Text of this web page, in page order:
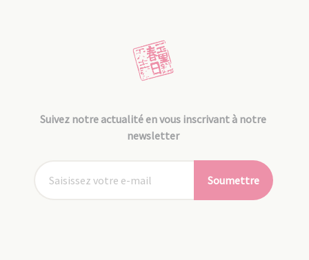
Suivez notre actualité en vous inscrivant à notre
newsletter
Soumettre